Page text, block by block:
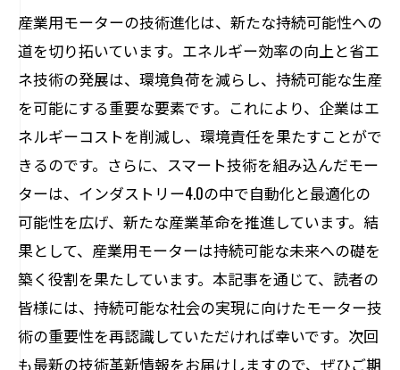
産業用モーターの技術進化は、新たな持続可能性への
道を切り拓いています。エネルギー効率の向上と省エ
ネ技術の発展は、環境負荷を減らし、持続可能な生産
を可能にする重要な要素です。これにより、企業はエ
ネルギーコストを削減し、環境責任を果たすことがで
きるのです。さらに、スマート技術を組み込んだモー
ターは、インダストリー4.0の中で自動化と最適化の
可能性を広げ、新たな産業革命を推進しています。結
果として、産業用モーターは持続可能な未来への礎を
築く役割を果たしています。本記事を通じて、読者の
皆様には、持続可能な社会の実現に向けたモーター技
術の重要性を再認識していただければ幸いです。次回
も最新の技術革新情報をお届けしますので、ぜひご期